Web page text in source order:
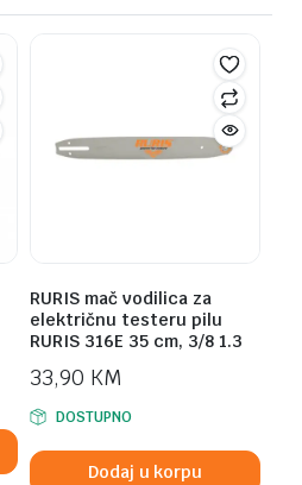
RURIS mač vodilica za
električnu testeru pilu
RURIS 316E 35 cm, 3/8 1.3
33,90 KM
DOSTUPNO
Dodaj u korpu